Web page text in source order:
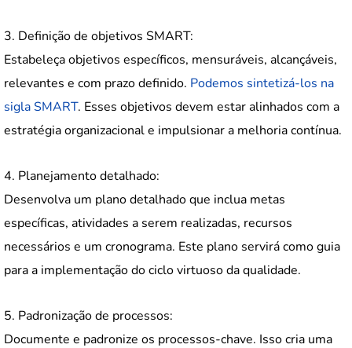
3. Definição de objetivos SMART:
Estabeleça objetivos específicos, mensuráveis, alcançáveis,
relevantes e com prazo definido. Podemos sintetizá-los na
sigla SMART. Esses objetivos devem estar alinhados com a
estratégia organizacional e impulsionar a melhoria contínua.
4. Planejamento detalhado:
Desenvolva um plano detalhado que inclua metas
específicas, atividades a serem realizadas, recursos
necessários e um cronograma. Este plano servirá como guia
para a implementação do ciclo virtuoso da qualidade.
5. Padronização de processos:
Documente e padronize os processos-chave. Isso cria uma